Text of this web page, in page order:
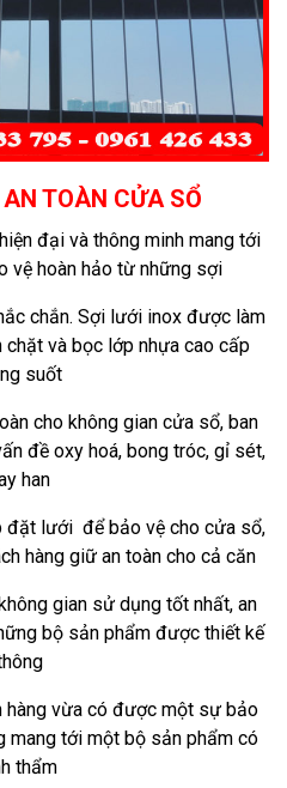
TOÀN CỬA SỔ
đại và thông minh mang tới
vệ hoàn hảo từ những sợi
chắn. Sợi lưới inox được làm
và bọc lớp nhựa cao cấp
suốt
cho không gian cửa sổ, ban
đề oxy hoá, bong tróc, gỉ sét,
han
đặt lưới để bảo vệ cho cửa sổ,
hàng giữ an toàn cho cả căn
không gian sử dụng tốt nhất, an
bộ sản phẩm được thiết kế
hàng vừa có được một sự bảo
mang tới một bộ sản phẩm có
thẩm